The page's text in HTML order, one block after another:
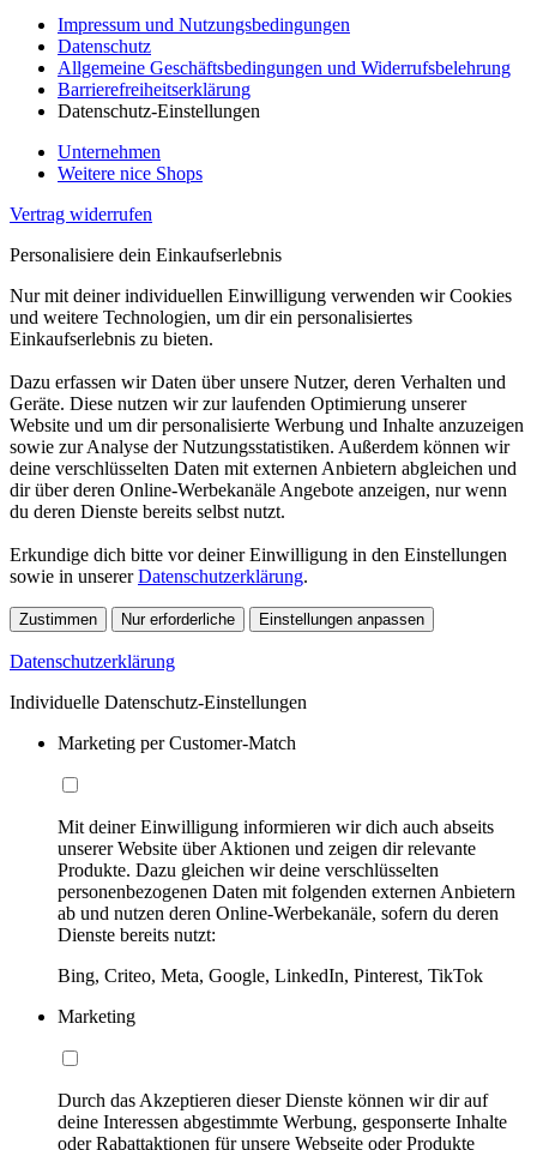
Impressum und Nutzungsbedingungen
Datenschutz
Allgemeine Geschäftsbedingungen und Widerrufsbelehrung
Barrierefreiheitserklärung
Datenschutz-Einstellungen
Unternehmen
Weitere nice Shops
Vertrag widerrufen
Personalisiere dein Einkaufserlebnis
Nur mit deiner individuellen Einwilligung verwenden wir Cookies
und weitere Technologien, um dir ein personalisiertes
Einkaufserlebnis zu bieten.
Dazu erfassen wir Daten über unsere Nutzer, deren Verhalten und
Geräte. Diese nutzen wir zur laufenden Optimierung unserer
Website und um dir personalisierte Werbung und Inhalte anzuzeigen
sowie zur Analyse der Nutzungsstatistiken. Außerdem können wir
deine verschlüsselten Daten mit externen Anbietern abgleichen und
dir über deren Online-Werbekanäle Angebote anzeigen, nur wenn
du deren Dienste bereits selbst nutzt.
Erkundige dich bitte vor deiner Einwilligung in den Einstellungen
sowie in unsererDatenschutzerklärung.
Zustimmen Nur erforderliche Einstellungen anpassen
Datenschutzerklärung
Individuelle Datenschutz-Einstellungen
Marketing per Customer-Match
Mit deiner Einwilligung informieren wir dich auch abseits
unserer Website über Aktionen und zeigen dir relevante
Produkte. Dazu gleichen wir deine verschlüsselten
personenbezogenen Daten mit folgenden externen Anbietern
ab und nutzen deren Online-Werbekanäle, sofern du deren
Dienste bereits nutzt:
Bing, Criteo, Meta, Google, LinkedIn, Pinterest, TikTok
Marketing
Durch das Akzeptieren dieser Dienste können wir dir auf
deine Interessen abgestimmte Werbung, gesponserte Inhalte
oder Rabattaktionen für unsere Webseite oder Produkte